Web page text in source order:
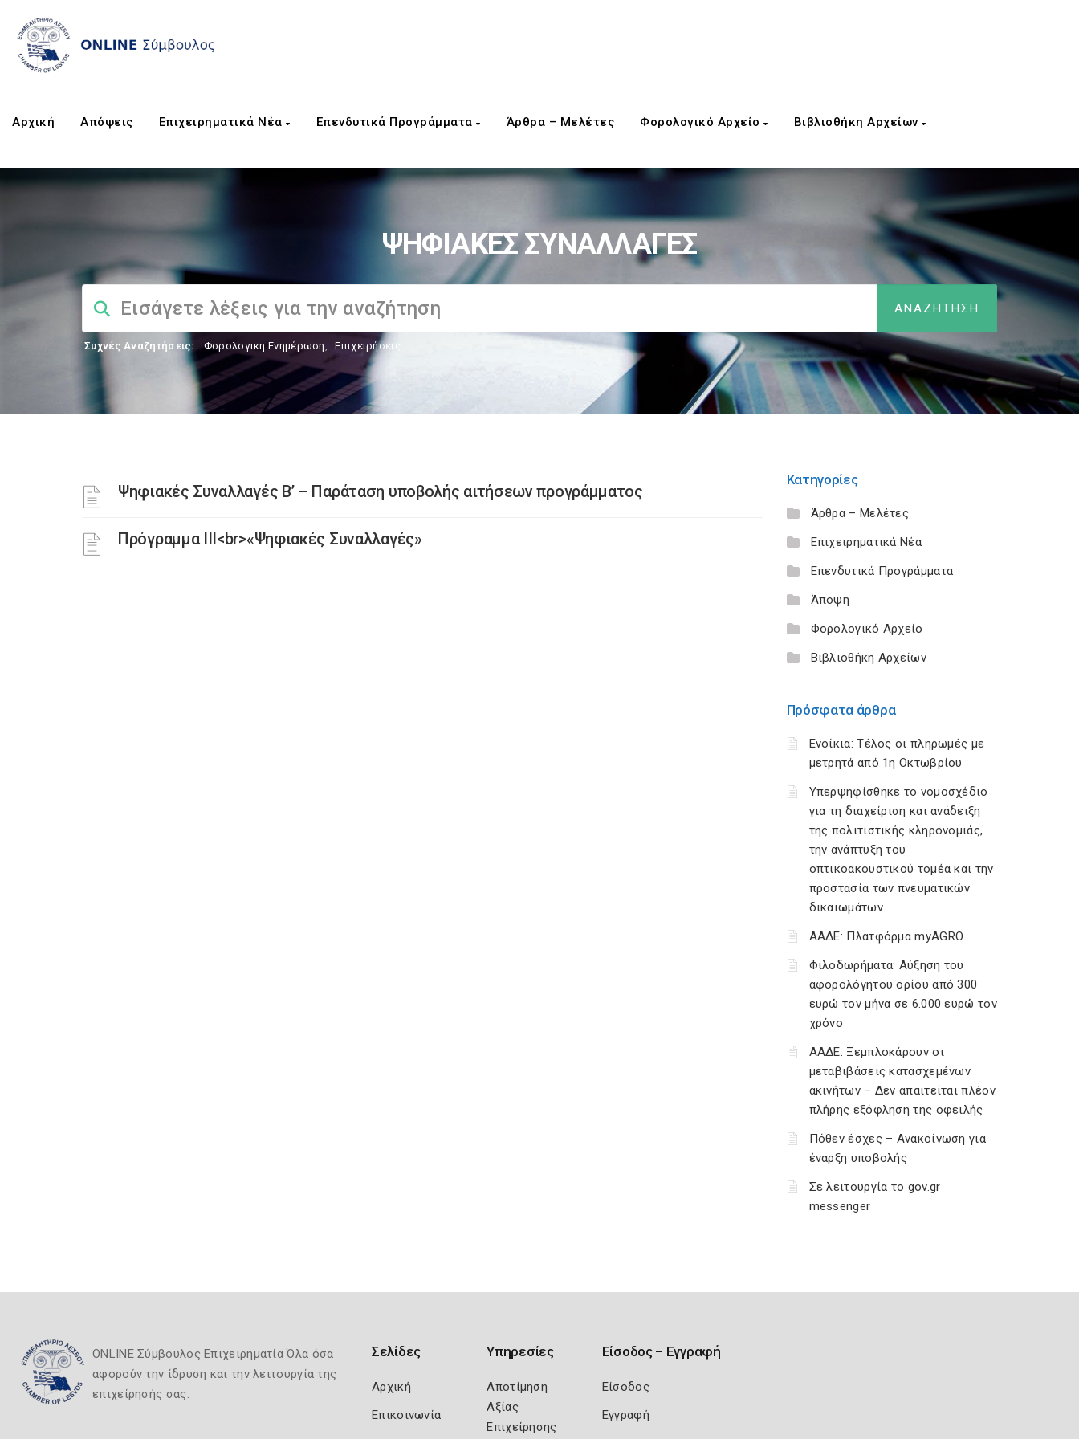
Αρχική Απόψεις Επιχειρηματικά Νέα Επενδυτικά Προγράμματα Άρθρα – Μελέτες Φορολογικό Αρχείο Βιβλιοθήκη Αρχείων
ΨΗΦΙΑΚΕΣ ΣΥΝΑΛΛΑΓΕΣ
Συχνές Αναζητήσεις: Φορολογικη Ενημέρωση, Επιχειρήσεις
Ψηφιακές Συναλλαγές Β’ – Παράταση υποβολής αιτήσεων προγράμματος
Πρόγραμμα III<br>«Ψηφιακές Συναλλαγές»
Κατηγορίες
Άρθρα – Μελέτες
Επιχειρηματικά Νέα
Επενδυτικά Προγράμματα
Άποψη
Φορολογικό Αρχείο
Βιβλιοθήκη Αρχείων
Πρόσφατα άρθρα
Ενοίκια: Τέλος οι πληρωμές με
μετρητά από 1η Οκτωβρίου
Υπερψηφίσθηκε το νομοσχέδιο
για τη διαχείριση και ανάδειξη
της πολιτιστικής κληρονομιάς,
την ανάπτυξη του
οπτικοακουστικού τομέα και την
προστασία των πνευματικών
δικαιωμάτων
ΑΑΔΕ: Πλατφόρμα myAGRO
Φιλοδωρήματα: Αύξηση του
αφορολόγητου ορίου από 300
ευρώ τον μήνα σε 6.000 ευρώ τον
χρόνο
ΑΑΔΕ: Ξεμπλοκάρουν οι
μεταβιβάσεις κατασχεμένων
ακινήτων – Δεν απαιτείται πλέον
πλήρης εξόφληση της οφειλής
Πόθεν έσχες – Ανακοίνωση για
έναρξη υποβολής
Σε λειτουργία το gov.gr
messenger
ONLINE Σύμβουλος Επιχειρηματία Όλα όσα
αφορούν την ίδρυση και την λειτουργία της
επιχείρησής σας.
Σελίδες
Αρχική
Επικοινωνία
Υπηρεσίες
Αποτίμηση
Αξίας
Επιχείρησης
Είσοδος – Εγγραφή
Είσοδος
Εγγραφή